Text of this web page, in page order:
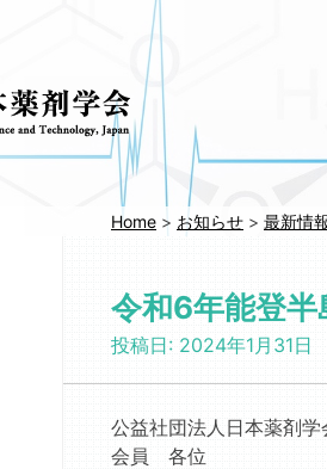
Home > お知らせ > 最新情
令和6年能登
投稿日: 2024年1月31日
公益社団法人日本薬剤学
会員 各位